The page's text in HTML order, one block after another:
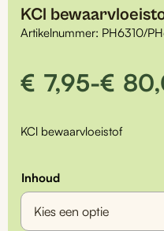
KCl
Artikelnummer: PH6310/
€ 7,95-€
Prijsklasse:
tot
€80,00
KCl bewaarvloeistof
Inhoud